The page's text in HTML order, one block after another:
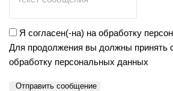
Я согласен(-на) на обработку
Для продолжения вы должны принять
обработку персональных данных
Отправить сообщение